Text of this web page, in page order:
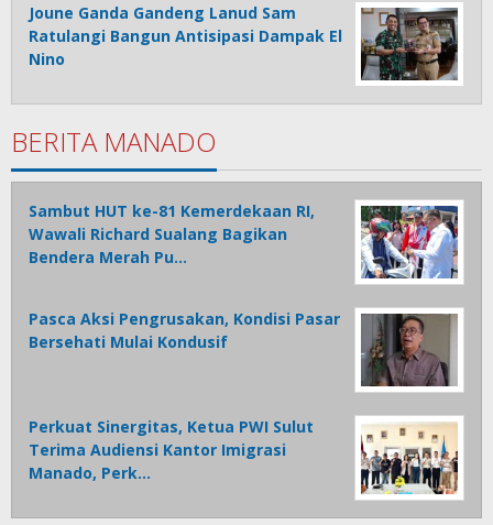
Joune Ganda Gandeng Lanud Sam
Ratulangi Bangun Antisipasi Dampak El
Nino
BERITA MANADO
Sambut HUT ke-81 Kemerdekaan RI,
Wawali Richard Sualang Bagikan
Bendera Merah Pu…
Pasca Aksi Pengrusakan, Kondisi Pasar
Bersehati Mulai Kondusif
Perkuat Sinergitas, Ketua PWI Sulut
Terima Audiensi Kantor Imigrasi
Manado, Perk…